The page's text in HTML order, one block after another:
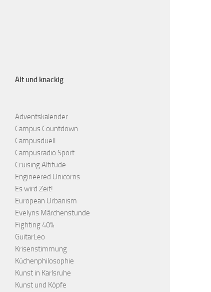
Alt und knackig
Adventskalender
Campus Countdown
Campusduell
Campusradio Sport
Cruising Altitude
Engineered Unicorns
Es wird Zeit!
European Urbanism
Evelyns Märchenstunde
Fighting 40%
GuitarLeo
Krisenstimmung
Küchenphilosophie
Kunst in Karlsruhe
Kunst und Köpfe